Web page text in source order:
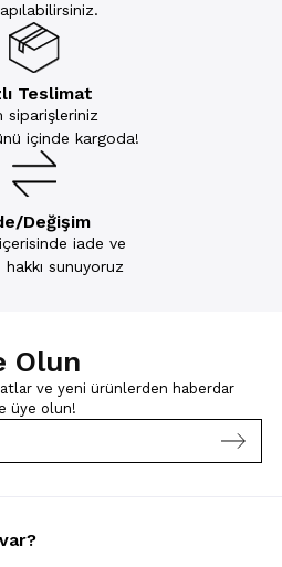
Teslimat
siparişleriniz
içinde kargoda!
Değişim
iade ve
hakkı sunuyoruz
Olun
ve yeni ürünlerden haberdar
üye olun!